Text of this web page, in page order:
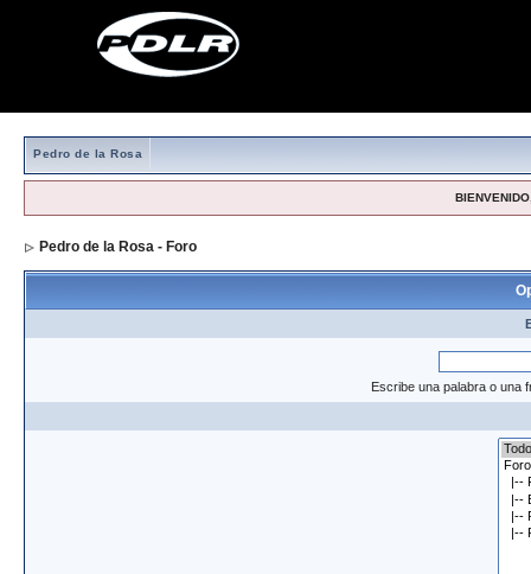
Pedro de la Rosa
Pedro de la Rosa - Foro
Escribe una palabra o una